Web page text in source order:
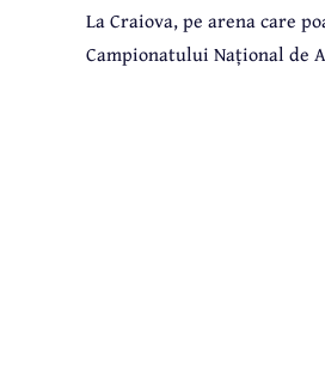
La Craiova, pe arena care
Campionatului Național de